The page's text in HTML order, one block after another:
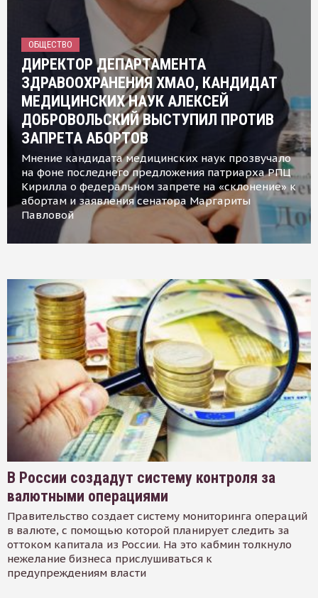
ОБЩЕСТВО
ДИРЕКТОР ДЕПАРТАМЕНТА
ЗДРАВООХРАНЕНИЯ ХМАО, КАНДИДАТ
МЕДИЦИНСКИХ НАУК АЛЕКСЕЙ
ДОБРОВОЛЬСКИЙ ВЫСТУПИЛ ПРОТИВ
ЗАПРЕТА АБОРТОВ
Мнение кандидата медицинских наук прозвучало
на фоне последнего предложения патриарха РПЦ
Кирилла о федеральном запрете на «склонение» к
абортам и заявления сенатора Маргариты
Павловой
В России создадут систему контроля за
валютными операциями
Правительство создает систему мониторинга операций
в валюте, с помощью которой планирует следить за
оттоком капитала из России. На это кабмин толкнуло
нежелание бизнеса прислушиваться к
предупреждениям власти